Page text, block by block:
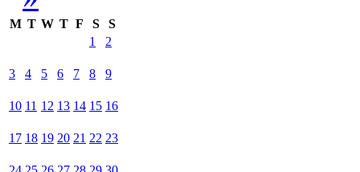
M T W T F S
S
1
2
3 4 5 6 7 8 9
10 11 12 13 14 15 16
17 18 19 20 21 22 23